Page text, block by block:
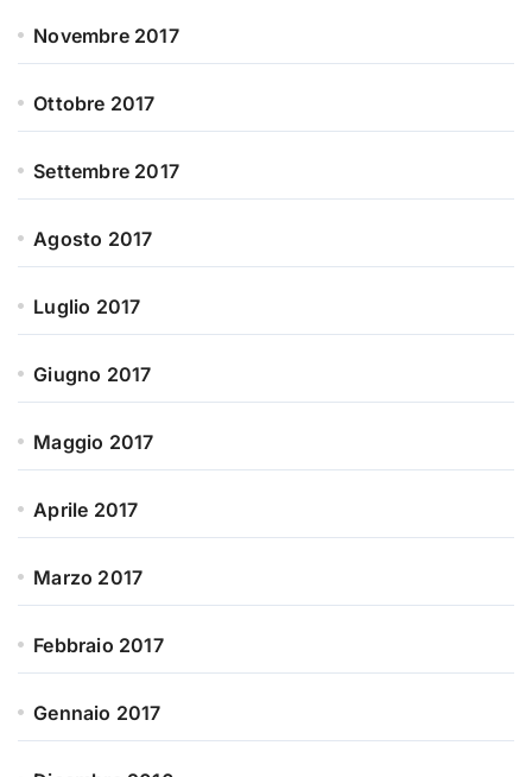
Novembre 2017
Ottobre 2017
Settembre 2017
Agosto 2017
Luglio 2017
Giugno 2017
Maggio 2017
Aprile 2017
Marzo 2017
Febbraio 2017
Gennaio 2017